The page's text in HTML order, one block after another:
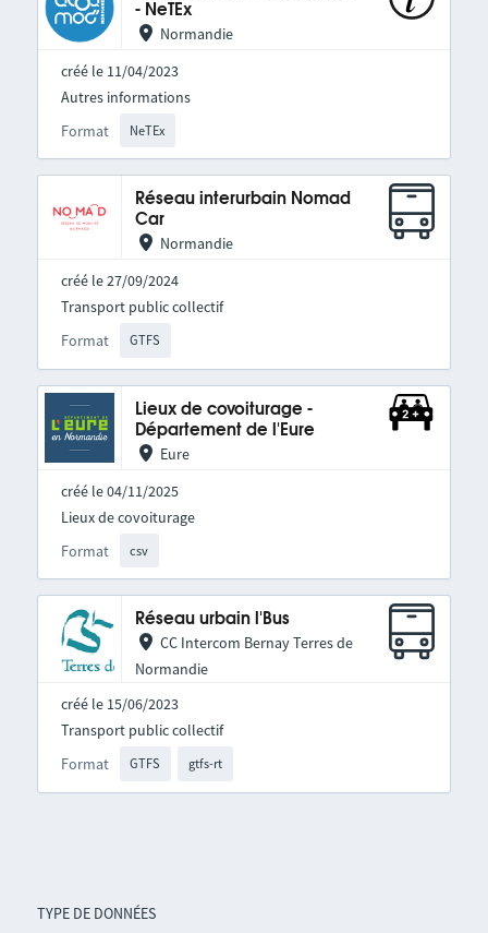
TYPE DE DONNÉES
- NeTEx
Normandie
créé le 11/04/2023
Format NeTEx
Autres informations
Réseau interurbain Nomad
Car
Normandie
créé le 27/09/2024
Format GTFS
Transport public collectif
Lieux de covoiturage -
Département de l'Eure
Eure
créé le 04/11/2025
Format csv
Lieux de covoiturage
Réseau urbain l'Bus
CC Intercom Bernay Terres de
Normandie
créé le 15/06/2023
Format GTFS gtfs-rt
Transport public collectif